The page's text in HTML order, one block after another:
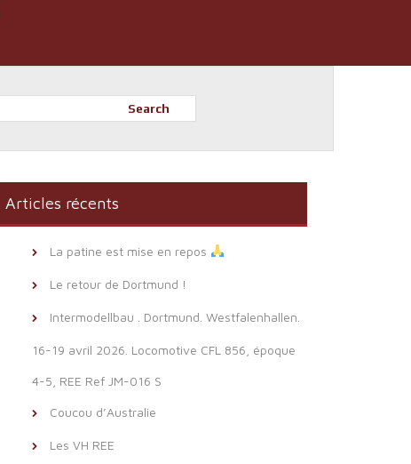
Search
Articles récents
La patine est mise en repos
Le retour de Dortmund !
Intermodellbau . Dortmund. Westfalenhallen.
16-19 avril 2026. Locomotive CFL 856, époque
4-5, REE Ref JM-016 S
Coucou d’Australie
Les VH REE